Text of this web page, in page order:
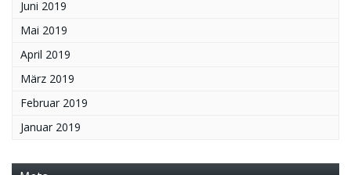
Juni 2019
Mai 2019
April 2019
März 2019
Februar 2019
Januar 2019